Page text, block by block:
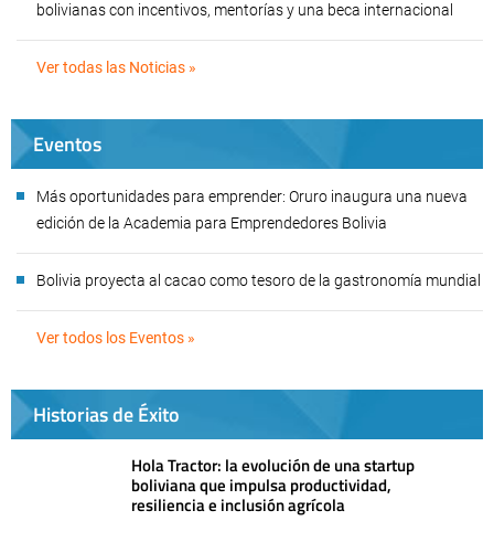
bolivianas con incentivos, mentorías y una beca internacional
Ver todas las Noticias »
Eventos
Más oportunidades para emprender: Oruro inaugura una nueva
edición de la Academia para Emprendedores Bolivia
Bolivia proyecta al cacao como tesoro de la gastronomía mundial
Ver todos los Eventos »
Historias de Éxito
Hola Tractor: la evolución de una startup
boliviana que impulsa productividad,
resiliencia e inclusión agrícola